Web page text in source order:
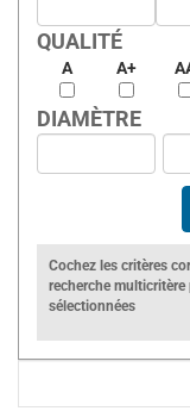
QUALITÉ
A A+
DIAMÈTRE
Cochez les critères
recherche
sélectionnées